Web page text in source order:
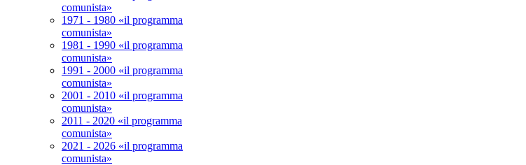
comunista»
1971 - 1980 «il programma
comunista»
1981 - 1990 «il programma
comunista»
1991 - 2000 «il programma
comunista»
2001 - 2010 «il programma
comunista»
2011 - 2020 «il programma
comunista»
2021 - 2026 «il programma
comunista»